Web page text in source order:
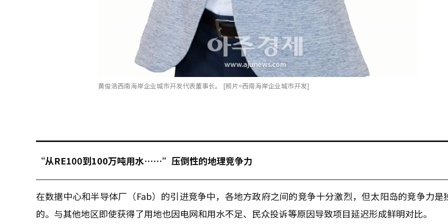
黄俊浩西南海岸企业城市开发代表董事长。 [照片=西南海岸企业城市开发]
“从RE100到100万吨用水……”压倒性的地理竞争力
在数据中心和半导体厂（Fab）的引进竞争中，各地方政府之间的竞争十分激烈，但太阳岛的竞争力是
的。与其他地区即使获得了用地也因电网和用水不足、民众投诉等原因导致项目延迟形成鲜明对比。